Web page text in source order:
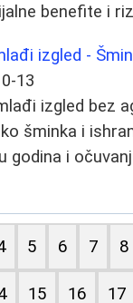
benefite i
izgled -
13
izgled bez
šminka i
godina i
5 6 7 8
15 16 17